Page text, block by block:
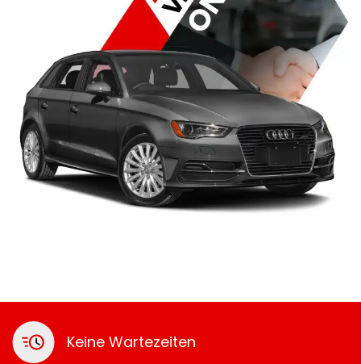
Keine Wartezeiten